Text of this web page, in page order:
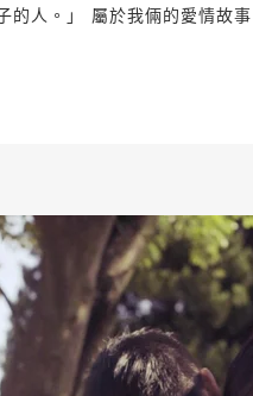
人。」 屬於我倆的愛情故